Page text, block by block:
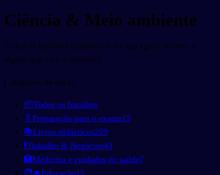
Ciência & Meio ambiente
Todos os baralhos disponíveis na app agora mesmo, e
alguns que vêm a caminho!
Categorias de decks
📦Todos os baralhos
🔖 Preparação para o exame13
📚Livros didácticos259
🕴️Trabalho & Negócios43
🏥Medicina e cuidados de saúde7